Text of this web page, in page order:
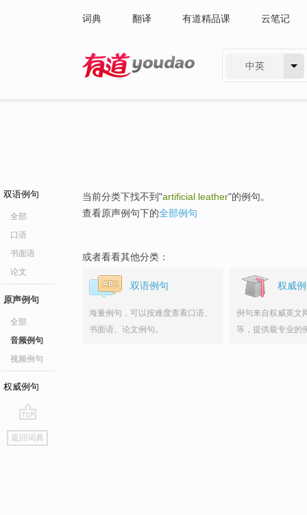
词典 翻译 有道精品课 云笔记
中英
双语例句
全部
口语
书面语
论文
原声例句
全部
音频例句
视频例句
权威例句
go
top
返回词典
当前分类下找不到"artificial leather"的例句。
查看原声例句下的全部例句
或者看看其他分类：
双语例句
海量例句，可以按难度查看口语、
书面语、论文例句。
权威
例句来自权威英文
等，提供最专业的